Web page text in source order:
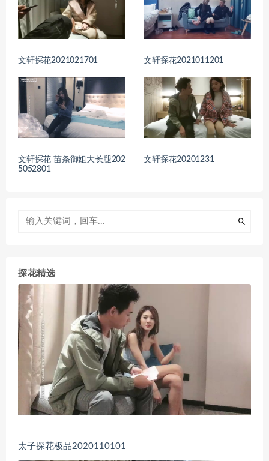
文轩探花2021021701 文轩探花2021011201
文轩探花 苗条御姐大长腿202
5052801
文轩探花20201231
探花精选
太子探花极品2020110101